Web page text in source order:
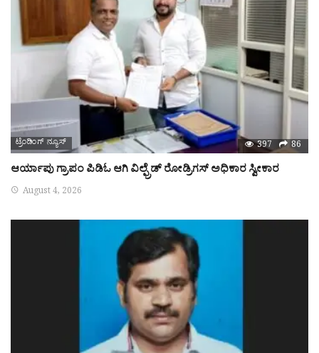
ಟ್ರೆಂಡಿಂಗ್ ನ್ಯೂಸ್ 397 86
ಆರ್ಯಾಪು ಗ್ರಾಪಂ ಪಿಡಿಓ ಆಗಿ ವಿಲ್ಫ್ರೆಡ್ ರೋಡ್ರಿಗಸ್ ಅಧಿಕಾರ ಸ್ವೀಕಾರ
August 4, 2026